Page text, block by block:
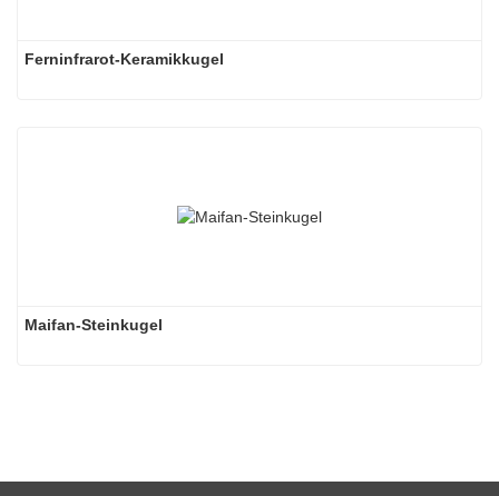
Ferninfrarot-Keramikkugel
Maifan-Steinkugel